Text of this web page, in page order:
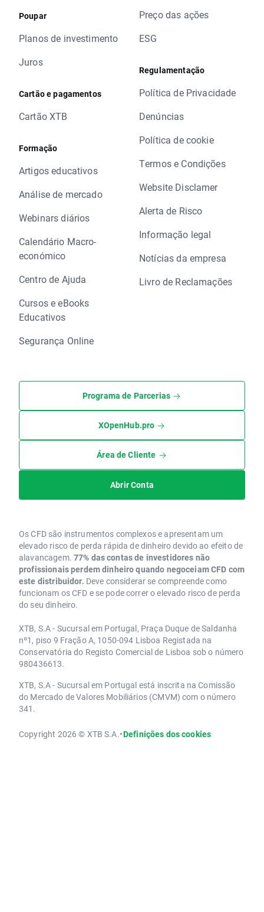
Poupar
Planos de investimento
Juros
Cartão e pagamentos
Cartão XTB
Formação
Artigos educativos
Análise de mercado
Webinars diários
Calendário Macro-
económico
Centro de Ajuda
Cursos e eBooks
Educativos
Segurança Online
Preço das ações
ESG
Regulamentação
Política de Privacidade
Denúncias
Política de cookie
Termos e Condições
Website Disclamer
Alerta de Risco
Informação legal
Notícias da empresa
Livro de Reclamações
Programa de Parcerias
XOpenHub.pro
Área de Cliente
Abrir Conta
Os CFD são instrumentos complexos e apresentam um
elevado risco de perda rápida de dinheiro devido ao efeito de
alavancagem. 77% das contas de investidores não
profissionais perdem dinheiro quando negoceiam CFD com
este distribuidor. Deve considerar se compreende como
funcionam os CFD e se pode correr o elevado risco de perda
do seu dinheiro.
XTB, S.A - Sucursal em Portugal, Praça Duque de Saldanha
nº1, piso 9 Fração A, 1050-094 Lisboa Registada na
Conservatória do Registo Comercial de Lisboa sob o número
980436613.
XTB, S.A - Sucursal em Portugal está inscrita na Comissão
do Mercado de Valores Mobiliários (CMVM) com o número
341.
Copyright 2026 © XTB S.A.•Definições dos cookies